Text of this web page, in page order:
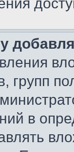
групп
в